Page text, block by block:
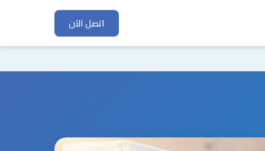
اتصل الآن